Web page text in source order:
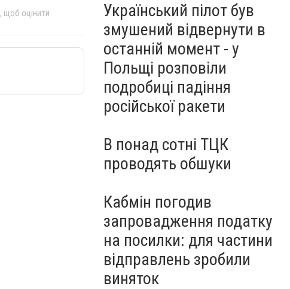
, щоб оцінити
Український пілот був
змушений відвернути в
останній момент - у
Польщі розповіли
подробиці падіння
російської ракети
В понад сотні ТЦК
проводять обшуки
Кабмін погодив
запровадження податку
на посилки: для частини
відправлень зробили
виняток